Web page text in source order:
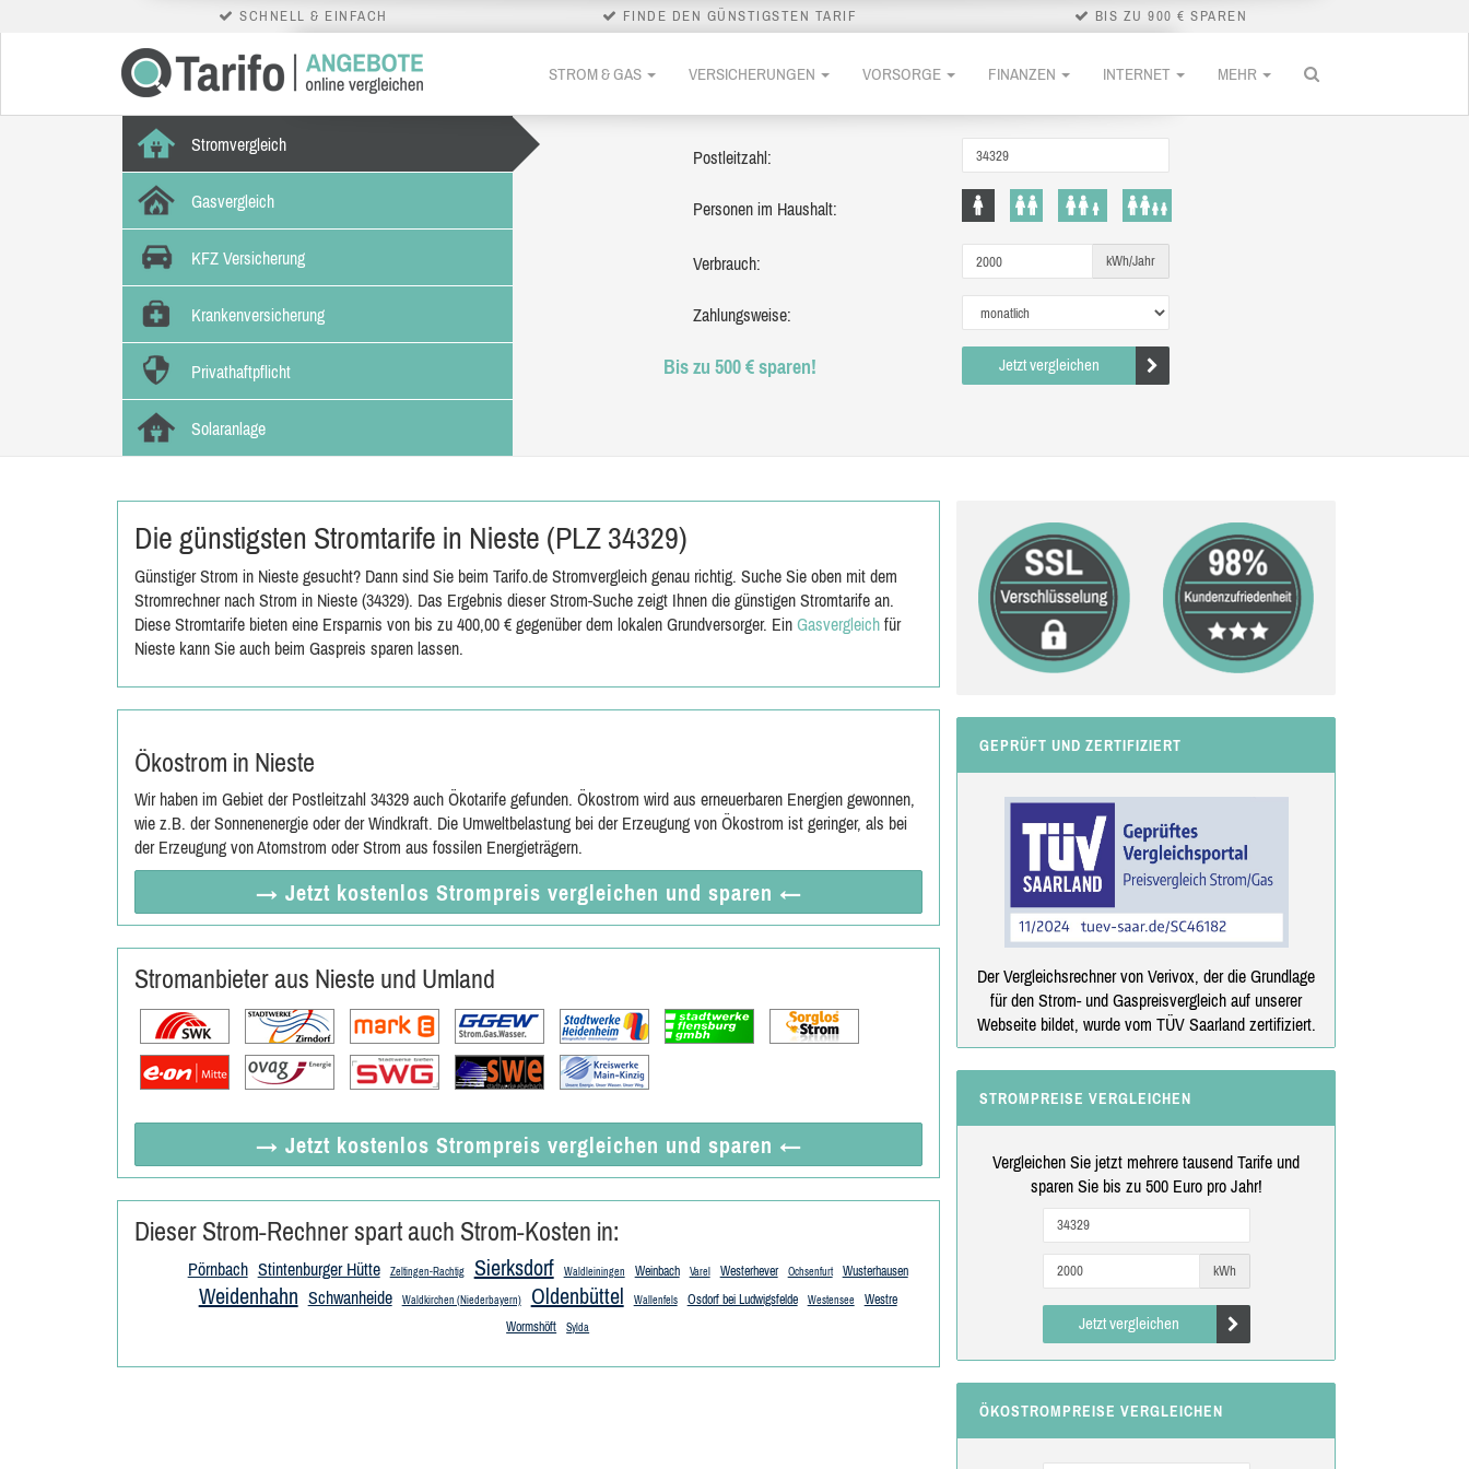
SCHNELL & EINFACH FINDE DEN GÜNSTIGSTEN TARIF BIS ZU 900 € SPAREN
STROM & GAS VERSICHERUNGEN VORSORGE FINANZEN INTERNET MEHR
Stromvergleich
Gasvergleich
KFZ Versicherung
Krankenversicherung
Privathaftpflicht
Solaranlage
Postleitzahl:
Personen im Haushalt:
Verbrauch: kWh/Jahr
Zahlungsweise:
Bis zu 500 € sparen! Jetzt vergleichen
Die günstigsten Stromtarife in Nieste (PLZ 34329)
Günstiger Strom in Nieste gesucht? Dann sind Sie beim Tarifo.de Stromvergleich genau richtig. Suche Sie oben mit dem
Stromrechner nach Strom in Nieste (34329). Das Ergebnis dieser Strom-Suche zeigt Ihnen die günstigen Stromtarife an.
Diese Stromtarife bieten eine Ersparnis von bis zu 400,00 € gegenüber dem lokalen Grundversorger. Ein Gasvergleich für
Nieste kann Sie auch beim Gaspreis sparen lassen.
Ökostrom in Nieste
Wir haben im Gebiet der Postleitzahl 34329 auch Ökotarife gefunden. Ökostrom wird aus erneuerbaren Energien gewonnen,
wie z.B. der Sonnenenergie oder der Windkraft. Die Umweltbelastung bei der Erzeugung von Ökostrom ist geringer, als bei
der Erzeugung von Atomstrom oder Strom aus fossilen Energieträgern.
→ Jetzt kostenlos Strompreis vergleichen und sparen ←
Stromanbieter aus Nieste und Umland
→ Jetzt kostenlos Strompreis vergleichen und sparen ←
Dieser Strom-Rechner spart auch Strom-Kosten in:
Pörnbach Stintenburger Hütte Zeltingen-Rachtig Sierksdorf Waldleiningen Weinbach Varel Westerhever Ochsenfurt Wusterhausen
Weidenhahn Schwanheide Waldkirchen (Niederbayern) Oldenbüttel Wallenfels Osdorf bei Ludwigsfelde Westensee
Westre
Wormshöft
Sylda
GEPRÜFT UND ZERTIFIZIERT
Der Vergleichsrechner von Verivox, der die Grundlage
für den Strom- und Gaspreisvergleich auf unserer
Webseite bildet, wurde vom TÜV Saarland zertifiziert.
STROMPREISE VERGLEICHEN
Vergleichen Sie jetzt mehrere tausend Tarife und
sparen Sie bis zu 500 Euro pro Jahr!
kWh
Jetzt vergleichen
ÖKOSTROMPREISE VERGLEICHEN